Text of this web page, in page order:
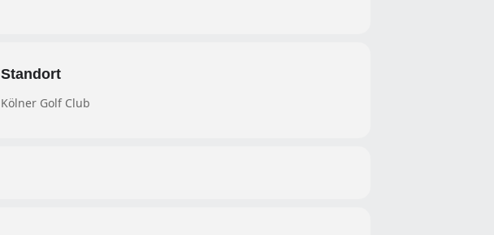
Standort
Kölner Golf Club